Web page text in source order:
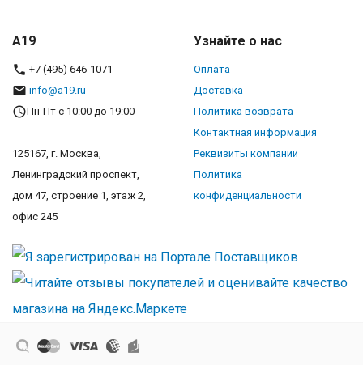
A19
+7 (495) 646-1071
info@a19.ru
Пн-Пт с 10:00 до 19:00
125167, г. Москва,
Ленинградский проспект,
дом 47, строение 1, этаж 2,
офис 245
Узнайте о нас
Оплата
Доставка
Политика возврата
Контактная информация
Реквизиты компании
Политика
конфиденциальности